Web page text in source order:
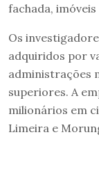
fachada,
Os
adquiridos por
administrações
superiores. A
milionários em
Limeira e